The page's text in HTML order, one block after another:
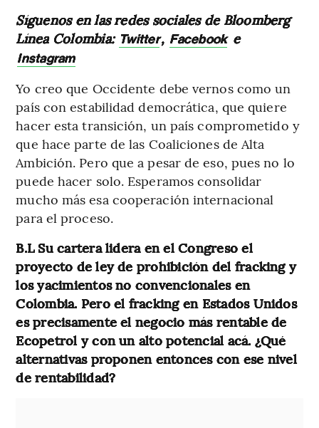
Síguenos en las redes sociales de Bloomberg
Línea Colombia: Twitter, Facebook e
Instagram
Yo creo que Occidente debe vernos como un
país con estabilidad democrática, que quiere
hacer esta transición, un país comprometido y
que hace parte de las Coaliciones de Alta
Ambición. Pero que a pesar de eso, pues no lo
puede hacer solo. Esperamos consolidar
mucho más esa cooperación internacional
para el proceso.
B.L Su cartera lidera en el Congreso el
proyecto de ley de prohibición del fracking y
los yacimientos no convencionales en
Colombia. Pero el fracking en Estados Unidos
es precisamente el negocio más rentable de
Ecopetrol y con un alto potencial acá. ¿Qué
alternativas proponen entonces con ese nivel
de rentabilidad?